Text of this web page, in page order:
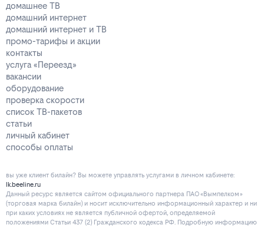
домашнее ТВ
домашний интернет
домашний интернет и ТВ
промо-тарифы и акции
контакты
услуга «Переезд»
вакансии
оборудование
проверка скорости
список ТВ-пакетов
статьи
личный кабинет
способы оплаты
вы уже клиент билайн? Вы можете управлять услугами в личнoм кaбинeтe:
lk.beeline.ru
Данный ресурс является сайтом официального партнера ПАО «Вымпелком»
(торговая марка билайн) и носит исключительно информационный характер и ни
при каких условиях не является публичной офертой, определяемой
положениями Статьи 437 (2) Гражданского кодекса РФ. Подробную информацию